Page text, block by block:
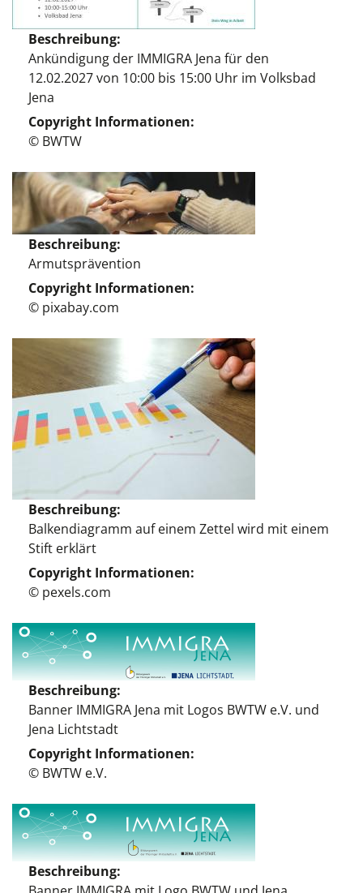
Beschreibung
Ankündigung der IMMIGRA Jena für den
12.02.2027 von 10:00 bis 15:00 Uhr im Volksbad
Jena
Copyright Informationen
© BWTW
Beschreibung
Armutsprävention
Copyright Informationen
© pixabay.com
Beschreibung
Balkendiagramm auf einem Zettel wird mit einem
Stift erklärt
Copyright Informationen
© pexels.com
Beschreibung
Banner IMMIGRA Jena mit Logos BWTW e.V. und
Jena Lichtstadt
Copyright Informationen
© BWTW e.V.
Beschreibung